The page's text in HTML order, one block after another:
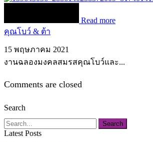
Read more
คุณโบว์ & ต้า
15 พฤษภาคม 2021
งานฉลองมงคลสมรสคุณโบว์และ...
Comments are closed
Search
Search
Latest Posts